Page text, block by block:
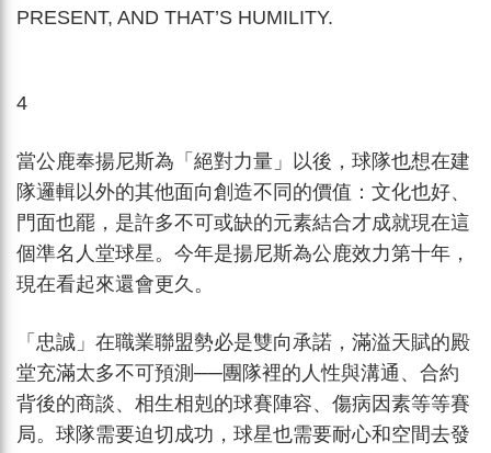
PRESENT, AND THAT’S HUMILITY.
4
當公鹿奉揚尼斯為「絕對力量」以後，球隊也想在建
隊邏輯以外的其他面向創造不同的價值：文化也好、
門面也罷，是許多不可或缺的元素結合才成就現在這
個準名人堂球星。今年是揚尼斯為公鹿效力第十年，
現在看起來還會更久。
「忠誠」在職業聯盟勢必是雙向承諾，滿溢天賦的殿
堂充滿太多不可預測──團隊裡的人性與溝通、合約
背後的商談、相生相剋的球賽陣容、傷病因素等等賽
局。球隊需要迫切成功，球星也需要耐心和空間去發